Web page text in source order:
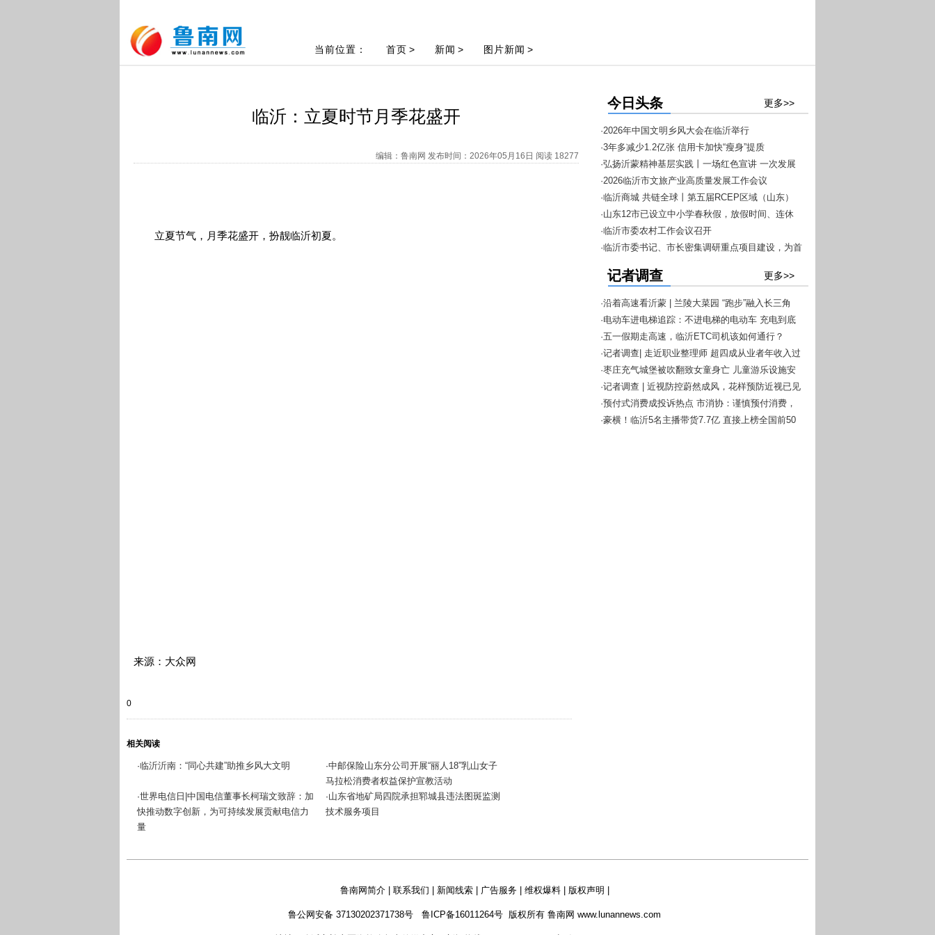
当前位置： 首页 > 新闻 > 图片新闻 >
临沂：立夏时节月季花盛开
编辑：鲁南网 发布时间：2026年05月16日 阅读 18277
立夏节气，月季花盛开，扮靓临沂初夏。
来源：大众网
0
相关阅读
·临沂沂南：“同心共建”助推乡风大文明 ·中邮保险山东分公司开展“丽人18”乳山女子
马拉松消费者权益保护宣教活动
·世界电信日|中国电信董事长柯瑞文致辞：加
快推动数字创新，为可持续发展贡献电信力
量
·山东省地矿局四院承担郓城县违法图斑监测
技术服务项目
今日头条 更多>>
·2026年中国文明乡风大会在临沂举行
·3年多减少1.2亿张 信用卡加快“瘦身”提质
·弘扬沂蒙精神基层实践丨一场红色宣讲 一次发展
邀约
·2026临沂市文旅产业高质量发展工作会议
暨“1+7”文旅融合工作推进会议召开
·临沂商城 共链全球丨第五届RCEP区域（山东）
进口商品博览会4月20日至22日在临沂举办
·山东12市已设立中小学春秋假，放假时间、连休
安排一目了然
·临沂市委农村工作会议召开
·临沂市委书记、市长密集调研重点项目建设，为首
记者调查 更多>>
·沿着高速看沂蒙 | 兰陵大菜园 “跑步”融入长三角
·电动车进电梯追踪：不进电梯的电动车 充电到底
该怎么办？
·五一假期走高速，临沂ETC司机该如何通行？
·记者调查| 走近职业整理师 超四成从业者年收入过
10万
·枣庄充气城堡被吹翻致女童身亡 儿童游乐设施安
全警钟再次被敲响！
·记者调查 | 近视防控蔚然成风，花样预防近视已见
成效
·预付式消费成投诉热点 市消协：谨慎预付消费，
增强风险意识
·豪横！临沂5名主播带货7.7亿 直接上榜全国前50
鲁南网简介| 联系我们 | 新闻线索| 广告服务| 维权爆料| 版权声明 |
鲁公网安备 37130202371738号 鲁ICP备16011264号 版权所有 鲁南网 www.lunannews.com